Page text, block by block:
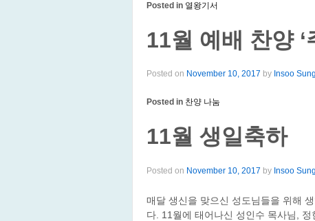
Posted in 열왕기서
11월 예배 찬양 ‘
Posted on November 10, 2017 by Insoo Sung
Posted in 찬양 나눔
11월 생일축하
Posted on November 10, 2017 by Insoo Sung
매달 생신을 맞으신 성도님들을 위해
다. 11월에 태어나신 성인수 목사님,